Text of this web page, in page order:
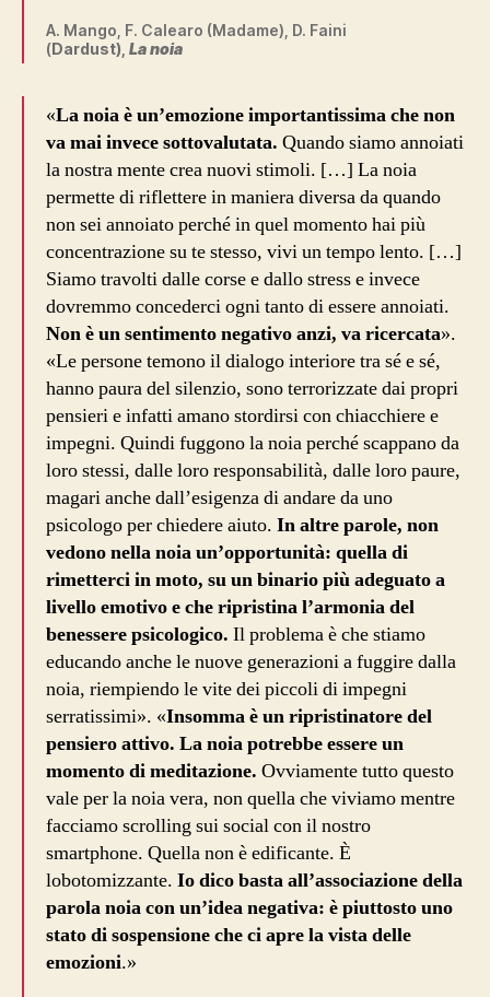
A. Mango, F. Calearo (Madame), D. Faini
(Dardust), La noia
«La noia è un’emozione importantissima che non
va mai invece sottovalutata. Quando siamo annoiati
la nostra mente crea nuovi stimoli. […] La noia
permette di riflettere in maniera diversa da quando
non sei annoiato perché in quel momento hai più
concentrazione su te stesso, vivi un tempo lento. […]
Siamo travolti dalle corse e dallo stress e invece
dovremmo concederci ogni tanto di essere annoiati.
Non è un sentimento negativo anzi, va ricercata».
«Le persone temono il dialogo interiore tra sé e sé,
hanno paura del silenzio, sono terrorizzate dai propri
pensieri e infatti amano stordirsi con chiacchiere e
impegni. Quindi fuggono la noia perché scappano da
loro stessi, dalle loro responsabilità, dalle loro paure,
magari anche dall’esigenza di andare da uno
psicologo per chiedere aiuto. In altre parole, non
vedono nella noia un’opportunità: quella di
rimetterci in moto, su un binario più adeguato a
livello emotivo e che ripristina l’armonia del
benessere psicologico. Il problema è che stiamo
educando anche le nuove generazioni a fuggire dalla
noia, riempiendo le vite dei piccoli di impegni
serratissimi». «Insomma è un ripristinatore del
pensiero attivo. La noia potrebbe essere un
momento di meditazione. Ovviamente tutto questo
vale per la noia vera, non quella che viviamo mentre
facciamo scrolling sui social con il nostro
smartphone. Quella non è edificante. È
lobotomizzante. Io dico basta all’associazione della
parola noia con un’idea negativa: è piuttosto uno
stato di sospensione che ci apre la vista delle
emozioni.»